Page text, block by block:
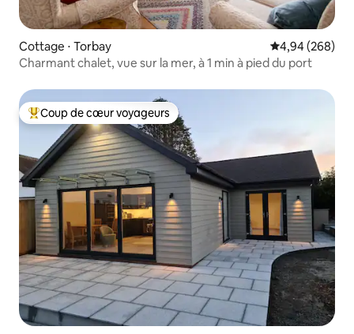
Cottage ⋅ Torbay Évaluation
4,94 (268)
Charmant chalet, vue sur la mer, à 1 min à pied du port
Coups de cœur voyageurs les plus appréciés
Coup de cœur voyageurs